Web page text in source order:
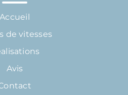
Accueil
de vitesses
Avis